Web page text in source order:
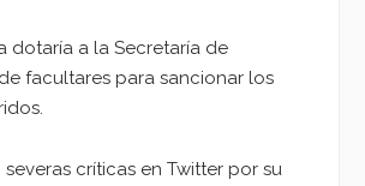
dotaría a la Secretaría de
facultares para sancionar los
críticas en Twitter por su